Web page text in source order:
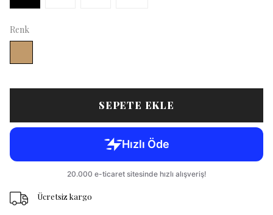
Renk
SEPETE EKLE
Ücretsiz kargo